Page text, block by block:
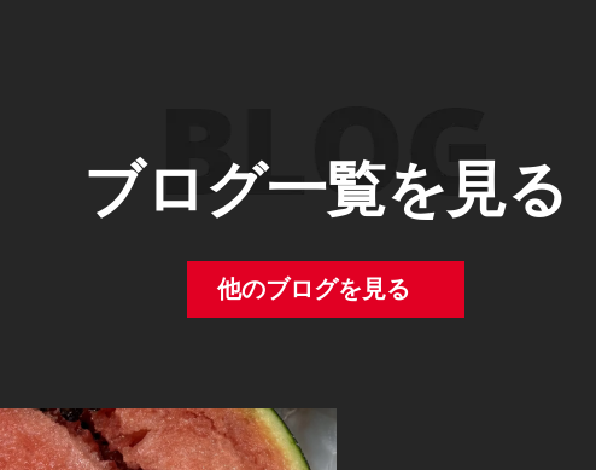
ブログ一覧を見る
他のブログを見る